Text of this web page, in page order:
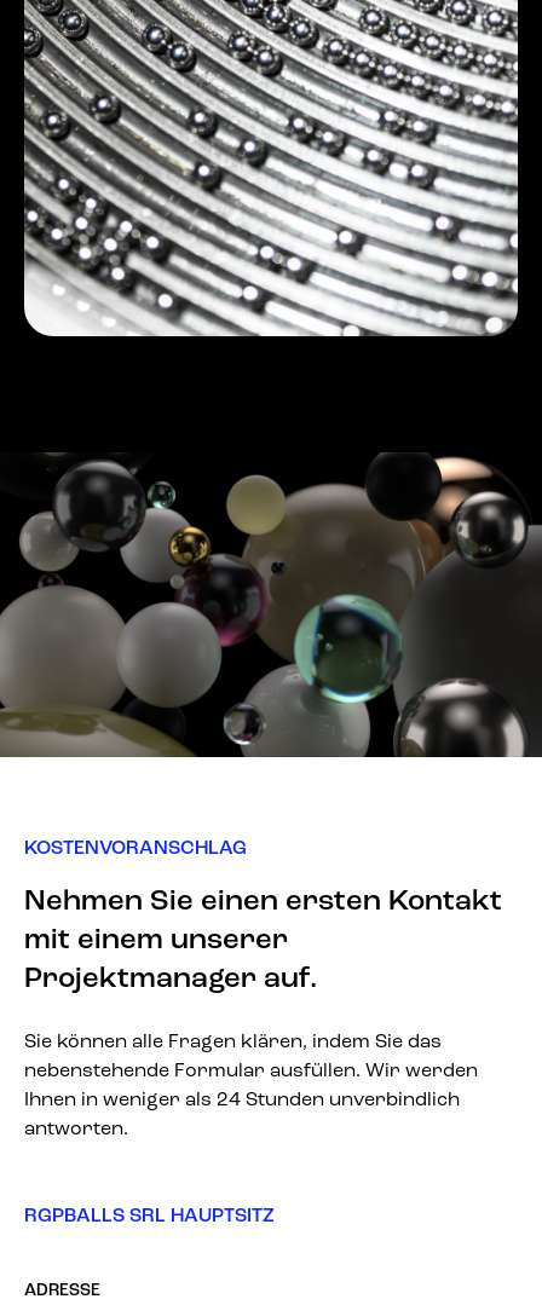
KOSTENVORANSCHLAG
Nehmen Sie einen ersten Kontakt
mit einem unserer
Projektmanager auf.
Sie können alle Fragen klären, indem Sie das
nebenstehende Formular ausfüllen. Wir werden
Ihnen in weniger als 24 Stunden unverbindlich
antworten.
RGPBALLS SRL HAUPTSITZ
ADRESSE